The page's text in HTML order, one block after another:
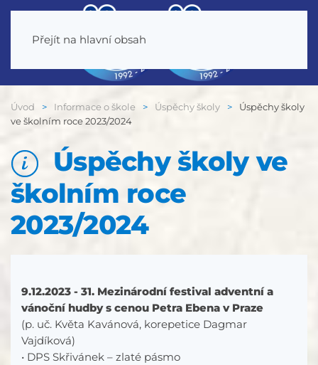
Přejít na hlavní obsah
Úvod Informace o škole Úspěchy školy
Úspěchy školy
ve školním roce 2023/2024
Úspěchy školy ve
školním roce
2023/2024
9.12.2023 - 31. Mezinárodní festival adventní a
vánoční hudby s cenou Petra Ebena v Praze
(p. uč. Květa Kavánová, korepetice Dagmar
Vajdíková)
• DPS Skřivánek – zlaté pásmo